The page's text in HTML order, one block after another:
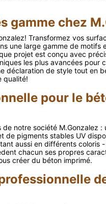
gamme chez
Transformez vos
une large gamme de motifs
projet est conçu avec
les plus avancées pour
déclaration de style tout en
qualité!
pour le
notre société M.Gonzalez
de pigments stables UV
aussi en différents coloris
chacun ses propres
créer du béton imprimé.